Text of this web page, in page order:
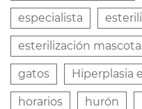
especialista
esterilización
gatos Hiperplasia
horarios hurón